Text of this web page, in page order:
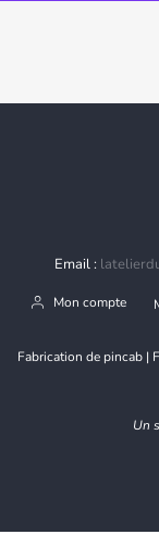
Email :
Mon compte
Fabrication de pincab |
Un